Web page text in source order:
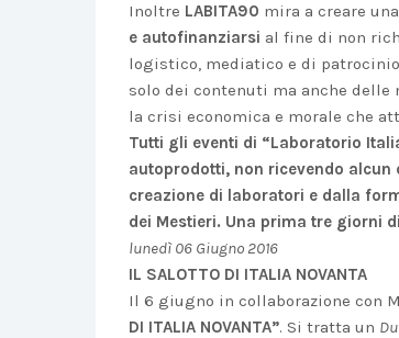
Inoltre LABITA90 mira a creare
e autofinanziarsi al fine di non
logistico, mediatico e di
solo dei contenuti ma anche
la crisi economica e morale che
Tutti gli eventi di “Laboratorio
autoprodotti, non ricevendo
creazione di laboratori e dalla
dei Mestieri. Una prima tre giorni
lunedì 06 Giugno 2016
IL SALOTTO DI ITALIA NOVANTA
Il 6 giugno in collaborazione con
DI ITALIA NOVANTA”. Si tratta un